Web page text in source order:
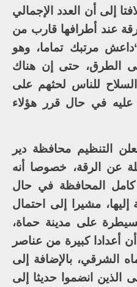
إلى أن العدد الإجمالي
عند أطرافها قارب من
“داعش مرتبك تماما، وهو
الطرق، حتى إن هناك
للناس لحثهم على
عليه في حال قرر هؤلاء
التنظيم محافظة دير
عن الرقة، خصوصا أنه
المحافظة في حال
مشيرا إلى احتمال
على مدينة حماة،
أعدادا كبيرة من عناصر
الشرقي، بالإضافة إلى
الذين انضموا حديثا إلى